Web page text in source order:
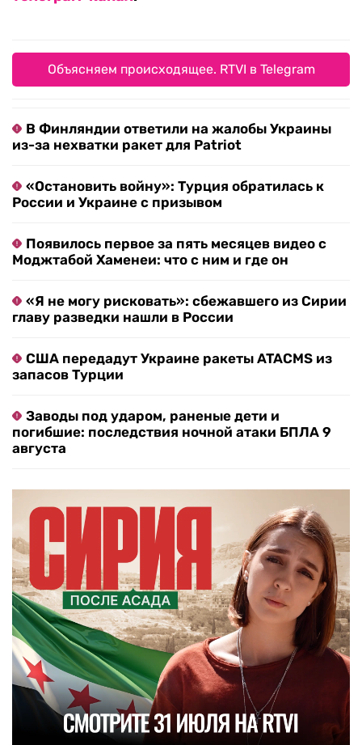
Объясняем происходящее. RTVI в Telegram
В Финляндии ответили на жалобы Украины
из-за нехватки ракет для Patriot
«Остановить войну»: Турция обратилась к
России и Украине с призывом
Появилось первое за пять месяцев видео с
Моджтабой Хаменеи: что с ним и где он
«Я не могу рисковать»: сбежавшего из Сирии
главу разведки нашли в России
США передадут Украине ракеты ATACMS из
запасов Турции
Заводы под ударом, раненые дети и
погибшие: последствия ночной атаки БПЛА 9
августа